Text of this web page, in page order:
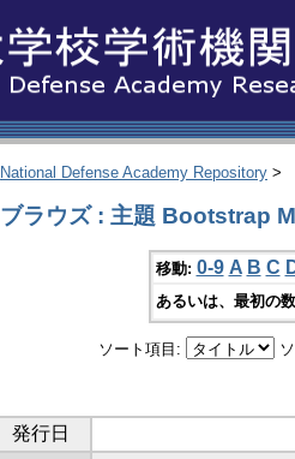
National Defense Academy Repository >
ブラウズ : 主題 Bootstrap
移動: 0-9 A B C
あるいは、最初の
ソート項目:
発行日